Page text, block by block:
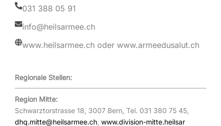
031 388 05 91
info@heilsarmee.ch
www.heilsarmee.ch oder www.armeedusalut.ch
Regionale Stellen:
Region Mitte:
Schwarztorstrasse 18, 3007 Bern, Tel. 031 380 75 45,
dhq.mitte@heilsarmee.ch www.division-mitte.heilsar